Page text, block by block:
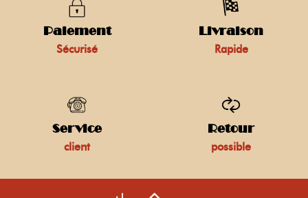
Paiement
Sécurisé
Livraison
Rapide
Service
client
Retour
possible